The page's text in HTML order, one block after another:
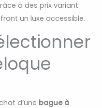
à des prix variant
un luxe accessible.
d’une bague à